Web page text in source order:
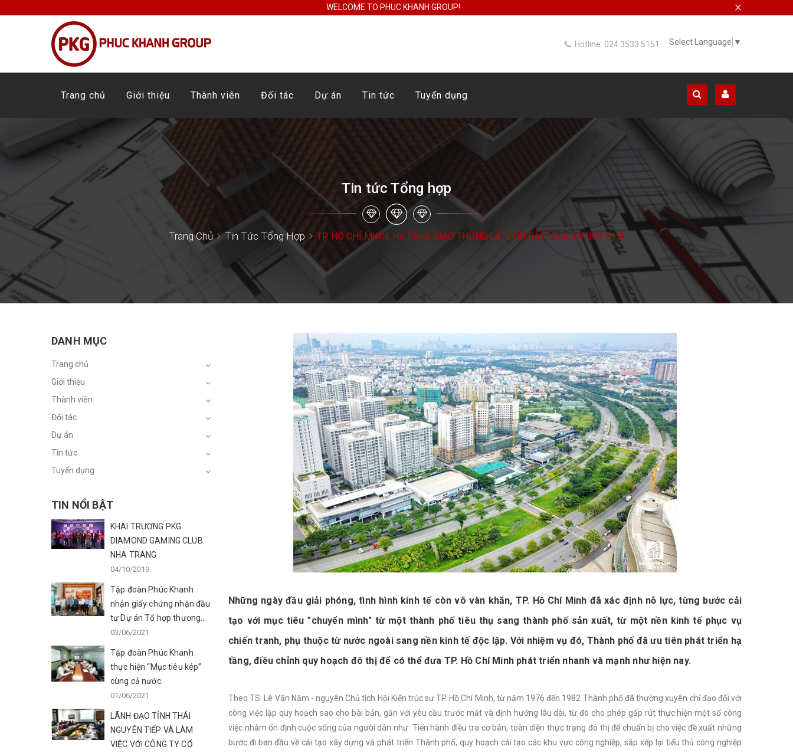
×
WELCOME TO PHUC KHANH GROUP!
Hotline: 024 3533 5151 Select Language ▼
Trang chủ Giới thiệu Thành viên Đối tác Dự án Tin tức Tuyển dụng
Tin tức Tổng hợp
Trang Chủ Tin Tức Tổng Hợp TP. HỒ CHÍ MINH: HẠ TẦNG GIAO THÔNG LÀ “ĐÒN BẨY” CỦA SỰ BỨT PHÁ
Những ngày đầu giải phóng, tình hình kinh tế còn vô vàn khăn, TP. Hồ Chí Minh đã xác định nỗ lực, từng bước cải
tạo với mục tiêu "chuyển mình" từ một thành phố tiêu thụ sang thành phố sản xuất, từ một nền kinh tế phục vụ
chiến tranh, phụ thuộc từ nước ngoài sang nền kinh tế độc lập. Với nhiệm vụ đó, Thành phố đã ưu tiên phát triển hạ
tầng, điều chỉnh quy hoạch đô thị để có thể đưa TP. Hồ Chí Minh phát triển nhanh và mạnh như hiện nay.
Theo TS. Lê Văn Năm - nguyên Chủ tịch Hội Kiến trúc sư TP. Hồ Chí Minh, từ năm 1976 đến 1982 Thành phố đã thường xuyên chỉ đạo đối với
công việc lập quy hoạch sao cho bài bản, gắn với yêu cầu trước mắt và định hướng lâu dài, từ đó cho phép gấp rút thực hiện một số công
việc nhằm ổn định cuộc sống của người dân như: Tiến hành điều tra cơ bản, toàn diện thực trạng đô thị để chuẩn bị cho việc đề xuất những
bước đi ban đầu về cải tạo xây dựng và phát triển Thành phố; quy hoạch cải tạo các khu vực công nghiệp, sắp xếp lại tiểu thủ công nghiệp
DANH MỤC
Trang chủ
Giới thiệu
Thành viên
Đối tác
Dự án
Tin tức
Tuyển dụng
TIN NỔI BẬT
KHAI TRƯƠNG PKG
DIAMOND GAMING CLUB
NHA TRANG
04/10/2019
Tập đoàn Phúc Khanh
nhận giấy chứng nhận đầu
tư Dự án Tổ hợp thương...
03/06/2021
Tập đoàn Phúc Khanh
thực hiện “Mục tiêu kép”
cùng cả nước.
01/06/2021
LÃNH ĐẠO TỈNH THÁI
NGUYÊN TIẾP VÀ LÀM
VIỆC VỚI CÔNG TY CỔ